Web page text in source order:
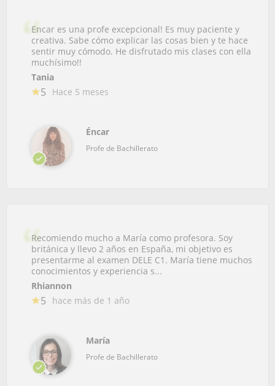
Encar es una profe excepcional! Es muy paciente y
creativa. Sabe cómo explicar las cosas bien y te hace
sentir muy cómodo. He disfrutado mis clases con ella
muchísimo!!
Tania
5 Hace 5 meses
Éncar
Profe de Bachillerato
Recomiendo mucho a María como profesora. Soy
británica y llevo 2 años en España, mi objetivo es
presentarme al examen DELE C1. María tiene muchos
conocimientos y experiencia s...
Rhiannon
5 hace más de 1 año
María
Profe de Bachillerato